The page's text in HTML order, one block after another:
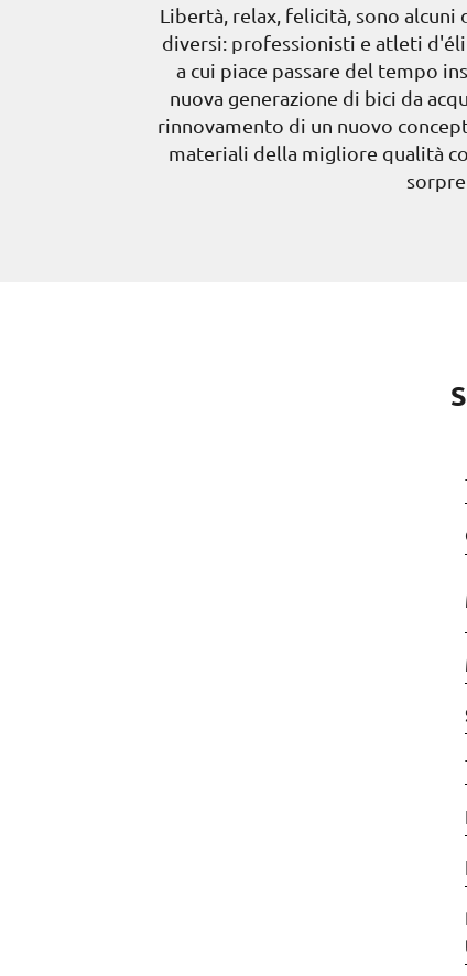
Libertà, relax, felicità, sono
diversi: professionisti e atleti
a cui piace passare del tempo
nuova generazione di bici da
rinnovamento di un nuovo
materiali della migliore qualità